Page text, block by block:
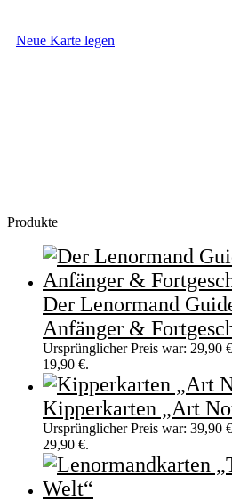
Neue Karte legen
Produkte
Der Lenormand
Anfänger &
Ursprünglicher Preis war: 29,90 €
19,90 €.
Kipperkarten „Art
Ursprünglicher Preis war: 39,90 €
29,90 €.